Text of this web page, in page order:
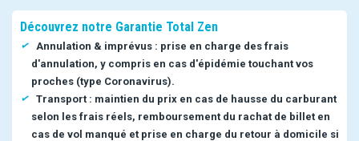
Découvrez notre Garantie Total Zen
Annulation & imprévus : prise en charge des frais
d'annulation, y compris en cas d'épidémie touchant vos
proches (type Coronavirus).
Transport : maintien du prix en cas de hausse du carburant
selon les frais réels, remboursement du rachat de billet en
cas de vol manqué et prise en charge du retour à domicile si